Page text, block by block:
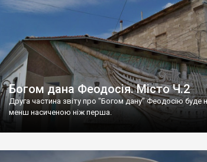
Богом дана Феодосія. Місто Ч.2
Друга частина звіту про "Богом дану" Феодосію буде
менш насиченою ніж перша.